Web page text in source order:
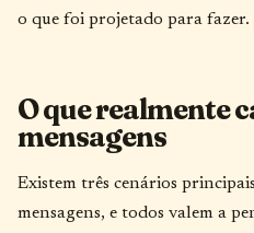
o que foi projetado para fazer.
O que realmente
mensagens
Existem três cenários
mensagens, e todos valem a